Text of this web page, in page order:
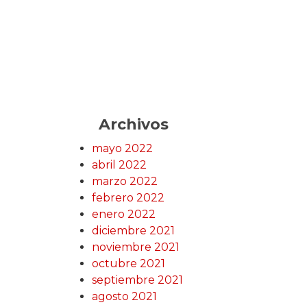
Archivos
mayo 2022
abril 2022
marzo 2022
febrero 2022
enero 2022
diciembre 2021
noviembre 2021
octubre 2021
septiembre 2021
agosto 2021